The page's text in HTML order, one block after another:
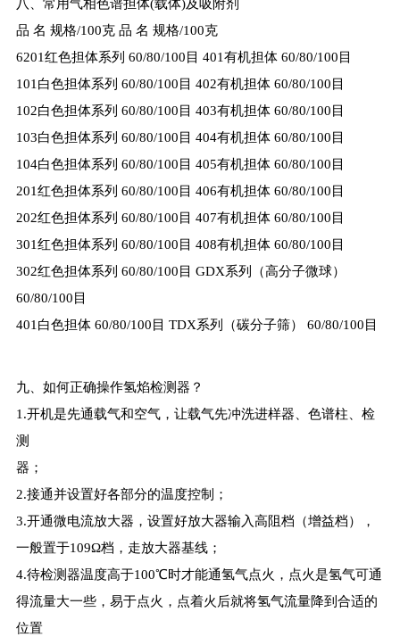
八、常用气相色谱担体(载体)及吸附剂
品 名 规格/100克 品 名 规格/100克
6201红色担体系列 60/80/100目 401有机担体 60/80/100目
101白色担体系列 60/80/100目 402有机担体 60/80/100目
102白色担体系列 60/80/100目 403有机担体 60/80/100目
103白色担体系列 60/80/100目 404有机担体 60/80/100目
104白色担体系列 60/80/100目 405有机担体 60/80/100目
201红色担体系列 60/80/100目 406有机担体 60/80/100目
202红色担体系列 60/80/100目 407有机担体 60/80/100目
301红色担体系列 60/80/100目 408有机担体 60/80/100目
302红色担体系列 60/80/100目 GDX系列（高分子微球）
60/80/100目
401白色担体 60/80/100目 TDX系列（碳分子筛） 60/80/100目
九、如何正确操作氢焰检测器？
1.开机是先通载气和空气，让载气先冲洗进样器、色谱柱、检
测
器；
2.接通并设置好各部分的温度控制；
3.开通微电流放大器，设置好放大器输入高阻档（增益档），
一般置于109Ω档，走放大器基线；
4.待检测器温度高于100℃时才能通氢气点火，点火是氢气可通
得流量大一些，易于点火，点着火后就将氢气流量降到合适的
位置